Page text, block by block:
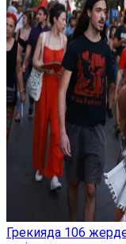
Грекияда 106